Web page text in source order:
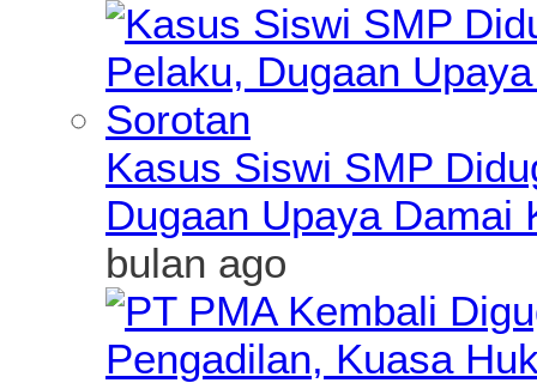
Kasus Siswi SMP
Dugaan Upaya Damai
bulan ago